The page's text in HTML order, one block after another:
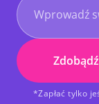
*Zapłać tylko